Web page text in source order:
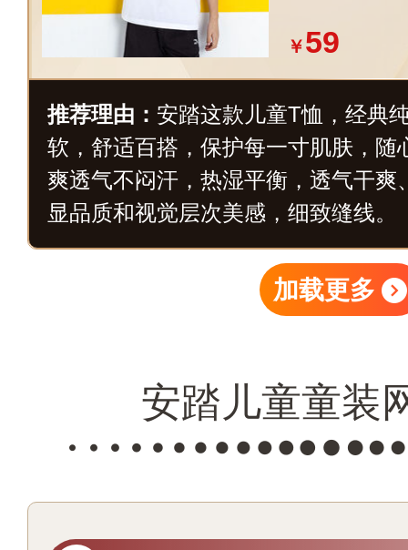
￥59
推荐理由： 安踏这款儿童T恤，经典
软，舒适百搭，保护每一寸肌肤，随
爽透气不闷汗，热湿平衡，透气干爽
显品质和视觉层次美感，细致缝线。
加载更多
安踏儿童童装